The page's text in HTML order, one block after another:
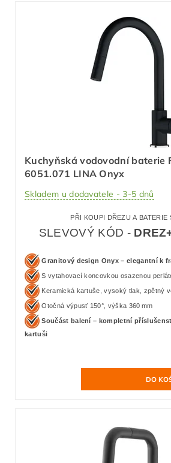
Kuchyňská vodovodní baterie
6051.071 LINA Onyx
Skladem u dodavatele - 3-5 dnů
PŘI KOUPI DŘEZU A BATERIE
SLEVOVÝ KÓD -
Granitový design Onyx – elegantní k
S vytahovací koncovkou osazenou
Keramická kartuše, vysoký tlak, zpětný
Otočná výpusť 150°, výška 360 mm
Součást balení – kompletní
kartuši